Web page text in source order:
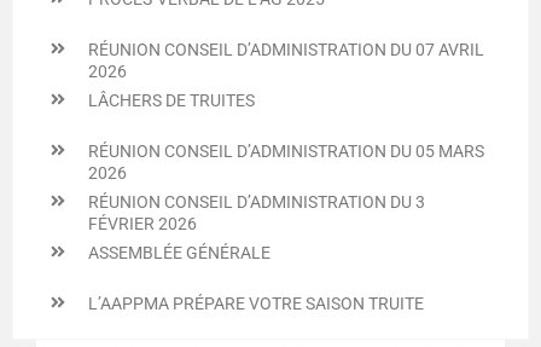
RÉUNION CONSEIL D’ADMINISTRATION DU 07 AVRIL
2026
LÂCHERS DE TRUITES
RÉUNION CONSEIL D’ADMINISTRATION DU 05 MARS
2026
RÉUNION CONSEIL D’ADMINISTRATION DU 3
FÉVRIER 2026
ASSEMBLÉE GÉNÉRALE
L’AAPPMA PRÉPARE VOTRE SAISON TRUITE